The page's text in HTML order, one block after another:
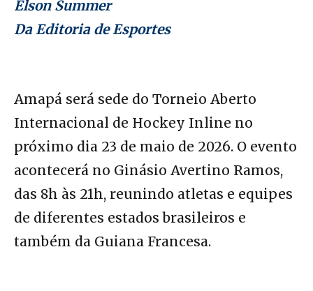
Elson Summer
Da Editoria de Esportes
Amapá será sede do Torneio Aberto
Internacional de Hockey Inline no
próximo dia 23 de maio de 2026. O evento
acontecerá no Ginásio Avertino Ramos,
das 8h às 21h, reunindo atletas e equipes
de diferentes estados brasileiros e
também da Guiana Francesa.